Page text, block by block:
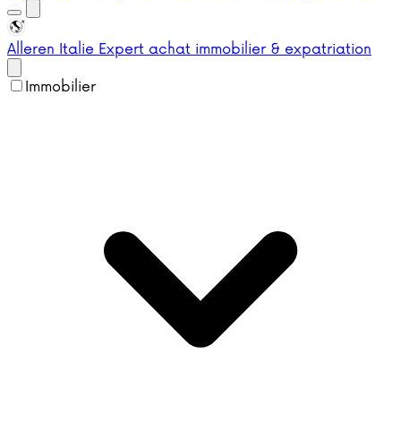
Alleren Italie Expert achat immobilier & expatriation
Immobilier